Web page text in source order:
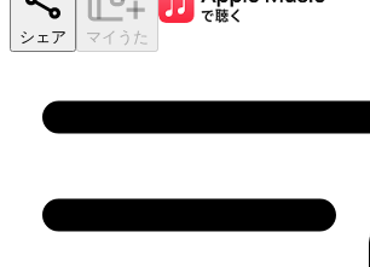
シェア マイうた